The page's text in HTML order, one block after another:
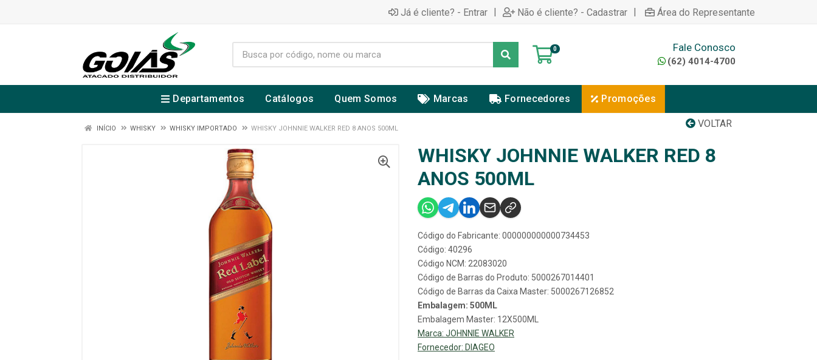
Já é cliente? - Entrar | Não é cliente? - Cadastrar | Área do Representante
0 Fale Conosco
(62) 4014-4700
Departamentos Catálogos Quem Somos Marcas Fornecedores Promoções
VOLTAR
INÍCIO WHISKY WHISKY IMPORTADO WHISKY JOHNNIE WALKER RED 8 ANOS 500ML
WHISKY JOHNNIE WALKER RED 8
ANOS 500ML
Código do Fabricante: 000000000000734453
Código: 40296
Código NCM: 22083020
Código de Barras do Produto: 5000267014401
Código de Barras da Caixa Master: 5000267126852
Embalagem: 500ML
Embalagem Master: 12X500ML
Marca: JOHNNIE WALKER
Fornecedor: DIAGEO